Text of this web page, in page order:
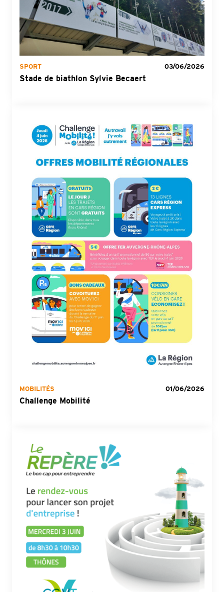
SPORT 03/06/2026
Stade de biathlon Sylvie Becaert
MOBILITÉS 01/06/2026
Challenge Mobilité